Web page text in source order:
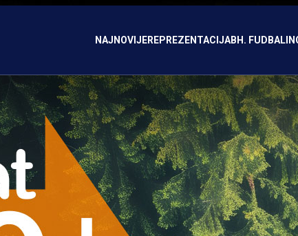
NAJNOVIJEREPREZENTACIJABH. FUDBAL